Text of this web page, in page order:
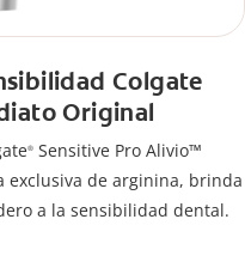
Colgate
Original
® Sensitive Pro Alivio™
exclusiva de arginina, brinda
a la sensibilidad dental.